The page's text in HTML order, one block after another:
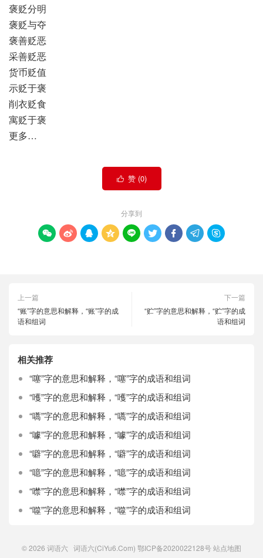
褒贬分明
褒贬与夺
褒善贬恶
采善贬恶
货币贬值
示贬于褒
削衣贬食
寓贬于褒
更多…
 赞 (0)
分享到
        
上一篇
“账”字的意思和解释，“账”字的成
语和组词
下一篇
“贮”字的意思和解释，“贮”字的成
语和组词
相关推荐
“噻”字的意思和解释，“噻”字的成语和组词
“嚄”字的意思和解释，“嚄”字的成语和组词
“嚆”字的意思和解释，“嚆”字的成语和组词
“噱”字的意思和解释，“噱”字的成语和组词
“噼”字的意思和解释，“噼”字的成语和组词
“噫”字的意思和解释，“噫”字的成语和组词
“噤”字的意思和解释，“噤”字的成语和组词
“噬”字的意思和解释，“噬”字的成语和组词
© 2026 词语六 词语六(CiYu6.Com) 鄂ICP备2020022128号站点地图